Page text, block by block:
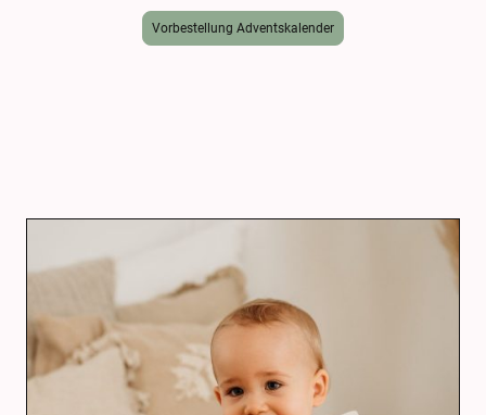
Vorbestellung Adventskalender